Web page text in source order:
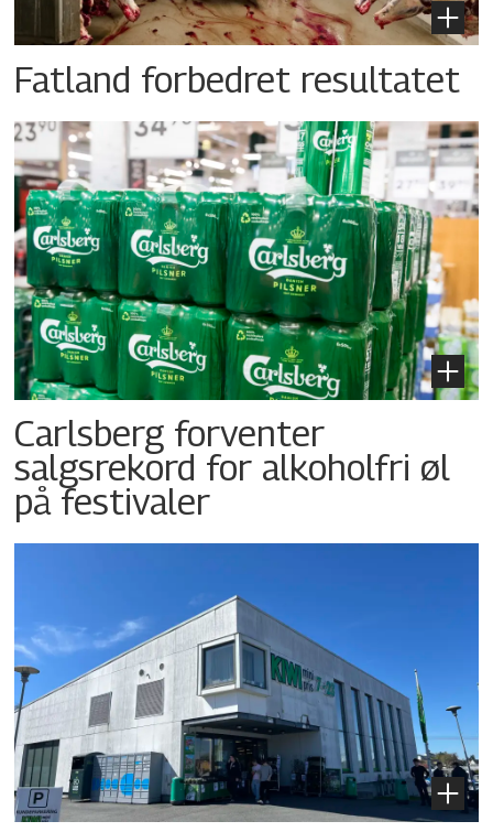
Fatland forbedret resultatet
Carlsberg forventer
salgsrekord for alkoholfri øl
på festivaler